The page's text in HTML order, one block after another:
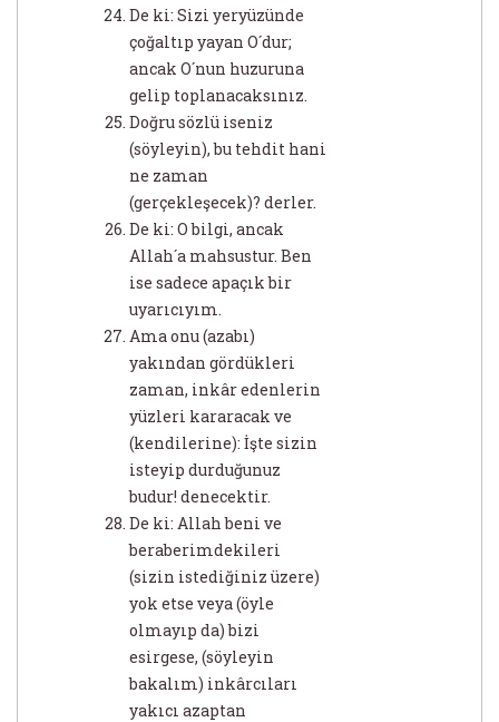
De ki: Sizi yeryüzünde
çoğaltıp yayan O´dur;
ancak O´nun huzuruna
gelip toplanacaksınız.
Doğru sözlü iseniz
(söyleyin), bu tehdit hani
ne zaman
(gerçekleşecek)? derler.
De ki: O bilgi, ancak
Allah´a mahsustur. Ben
ise sadece apaçık bir
uyarıcıyım.
Ama onu (azabı)
yakından gördükleri
zaman, inkâr edenlerin
yüzleri kararacak ve
(kendilerine): İşte sizin
isteyip durduğunuz
budur! denecektir.
De ki: Allah beni ve
beraberimdekileri
(sizin istediğiniz üzere)
yok etse veya (öyle
olmayıp da) bizi
esirgese, (söyleyin
bakalım) inkârcıları
yakıcı azaptan